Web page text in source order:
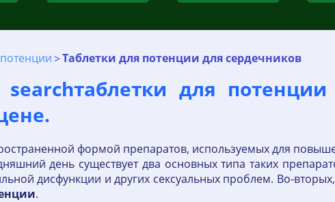
Таблетки для потенции для сердечников
searchтаблетки для
формой препаратов, используемых для
день существует два основных типа таких
дисфункции и других сексуальных проблем. Во-
.